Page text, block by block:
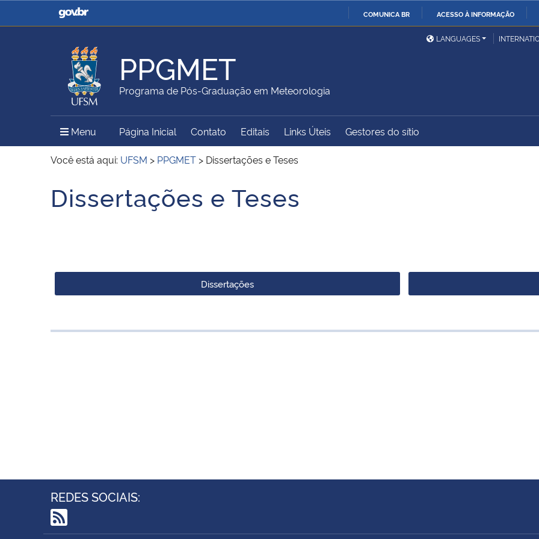
COMUNICA BR ACESSO À INFORMAÇÃO
Casa Civil
Ministério da Justiça e
Ministério da Defesa
Ministério das Relações
Exteriores
Ministério da Agricultura,
Pecuária e Abastecimento
Ministério da Educação
Ministério do Meio Ambiente Ministério do Turismo
Ministério do
Controladoria-Geral da
Secretaria de Governo
Gabinete de Segurança
Advocacia-Geral da União
LANGUAGES
PPGMET
Programa de Pós-Graduação em Meteorologia
Menu Menu Principal do Sítio
Página Inicial Contato Editais Links Úteis Gestores do sítio
Você está aqui: UFSM > PPGMET > Dissertações e Teses
Início do conteúdo
Dissertações e Teses
Dissertações
REDES SOCIAIS: